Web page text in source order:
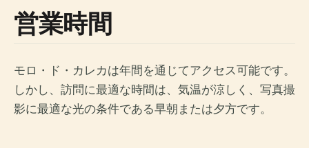
営業時間
モロ・ド・カレカは年間を通じてアクセス可能です。
しかし、訪問に最適な時間は、気温が涼しく、写真撮
影に最適な光の条件である早朝または夕方です。